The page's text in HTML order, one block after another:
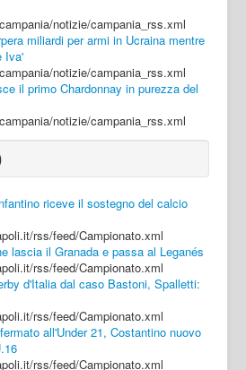
notizie/campania_rss.xml
miliardi per armi in Ucraina mentre
Iva'
notizie/campania_rss.xml
il primo Chardonnay in purezza del
notizie/campania_rss.xml
riceve il sostegno del calcio
rss/feed/Campionato.xml
lascia il Granada e passa al Leganés
rss/feed/Campionato.xml
d'Italia dal caso Bastoni, Spalletti:
rss/feed/Campionato.xml
all'Under 21, Costantino nuovo
rss/feed/Campionato.xml